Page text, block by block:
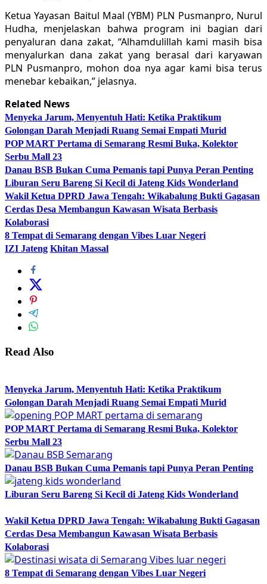
Ketua Yayasan Baitul Maal (YBM) PLN Pusmanpro, Nurul
Hudha, menjelaskan bahwa program ini bagian dari
penyaluran dana zakat, “Alhamdulillah kami masih bisa
menyalurkan dana zakat yang berasal dari karyawan
PLN Pusmanpro, mohon doa nya agar kami bisa terus
menebar kebaikan,” jelasnya.
Related News
Menyeka Jarum, Menyentuh Hati: Ketika Praktikum
Golongan Darah Menjadi Ruang Semai Empati Murid
POP MART Pertama di Semarang Resmi Buka, Kolektor
Serbu Mall 23
Danau BSB Bukan Cuma Pemanis tapi Punya Peran Penting
Liburan Seru Bareng Si Kecil di Jateng Kids Wonderland
Wakil Ketua DPRD Jawa Tengah: Wikabalung Bukti Gagasan
Cerdas Desa Membangun Kawasan Wisata Berbasis
Kolaborasi
8 Tempat di Semarang dengan Vibes Luar Negeri
IZI Jateng Khitan Massal
Read Also
Menyeka Jarum, Menyentuh Hati: Ketika Praktikum
Golongan Darah Menjadi Ruang Semai Empati Murid
POP MART Pertama di Semarang Resmi Buka, Kolektor
Serbu Mall 23
Danau BSB Bukan Cuma Pemanis tapi Punya Peran Penting
Liburan Seru Bareng Si Kecil di Jateng Kids Wonderland
Wakil Ketua DPRD Jawa Tengah: Wikabalung Bukti Gagasan
Cerdas Desa Membangun Kawasan Wisata Berbasis
Kolaborasi
8 Tempat di Semarang dengan Vibes Luar Negeri